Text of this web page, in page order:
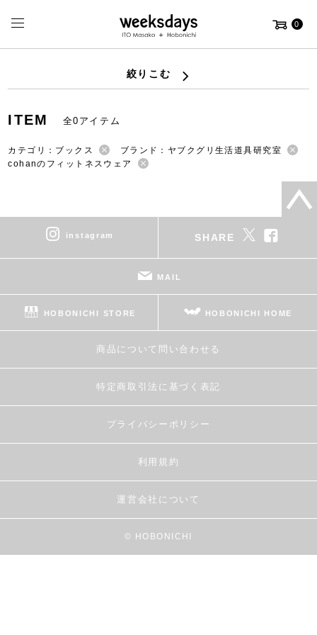
0
絞りこむ
ITEM 全0アイテム
カテゴリ：ブックス
ブランド：ヤブクグリ生活道具研究室
cohanのフィットネスウェア
instagram SHARE
MAIL
HOBONICHI STORE HOBONICHI HOME
商品について問い合わせる
特定商取引法に基づく表記
プライバシーポリシー
利用規約
運営会社について
© HOBONICHI